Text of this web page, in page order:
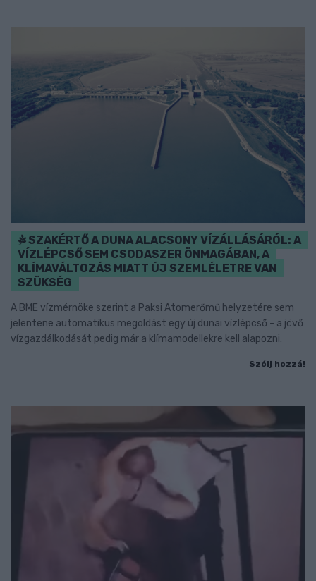
SZAKÉRTŐ A DUNA ALACSONY VÍZÁLLÁSÁRÓL: A
VÍZLÉPCSŐ SEM CSODASZER ÖNMAGÁBAN, A
KLÍMAVÁLTOZÁS MIATT ÚJ SZEMLÉLETRE VAN
SZÜKSÉG
A BME vízmérnöke szerint a Paksi Atomerőmű helyzetére sem
jelentene automatikus megoldást egy új dunai vízlépcső - a jövő
vízgazdálkodását pedig már a klímamodellekre kell alapozni.
Szólj hozzá!